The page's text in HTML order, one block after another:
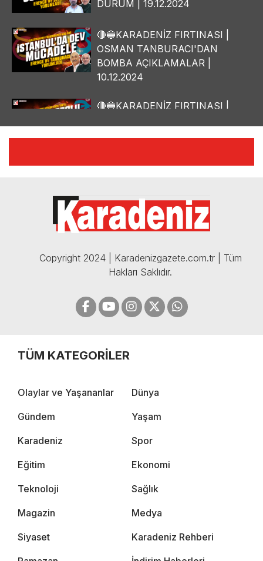
DURUM | 19.12.2024
🔴🔵KARADENİZ FIRTINASI |
OSMAN TANBURACI'DAN
BOMBA AÇIKLAMALAR |
10.12.2024
🔴🔵KARADENİZ FIRTINASI |
🔴🔵KARADENİZ FIRTINASI |
05.12.2024
Copyright 2024 | Karadenizgazete.com.tr | Tüm
Hakları Saklıdır.
TÜM KATEGORİLER
Olaylar ve Yaşananlar Dünya
Gündem Yaşam
Karadeniz Spor
Eğitim Ekonomi
Teknoloji Sağlık
Magazin Medya
Siyaset Karadeniz Rehberi